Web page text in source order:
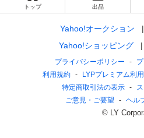
トップ 出品
Yahoo!オークション
Yahoo!ショッピング
プライバシーポリシー
利用規約
LYPプレミアム利
特定商取引法の表示
ご意見・ご要望
ヘル
© LY